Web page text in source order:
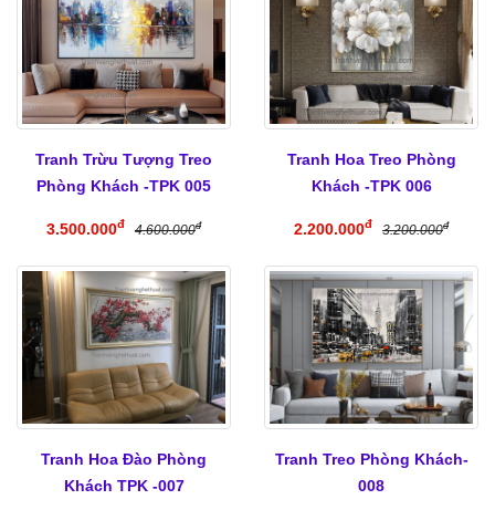
Tranh Trừu Tượng Treo
Phòng Khách -TPK 005
3.500.000đ 4.600.000đ
Tranh Hoa Treo Phòng
Khách -TPK 006
2.200.000đ 3.200.000đ
Tranh Hoa Đào Phòng
Khách TPK -007
Tranh Treo Phòng Khách-
008